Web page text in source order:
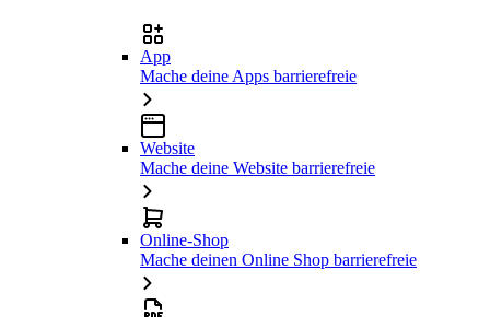
App
Mache deine Apps barrierefreie
Website
Mache deine Website barrierefreie
Online-Shop
Mache deinen Online Shop barrierefreie